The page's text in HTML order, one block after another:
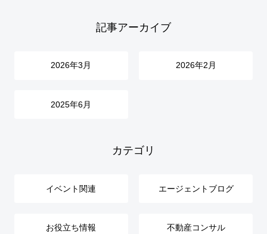
記事アーカイブ
2026年3月 2026年2月
2025年6月
カテゴリ
イベント関連 エージェントブログ
お役立ち情報 不動産コンサル